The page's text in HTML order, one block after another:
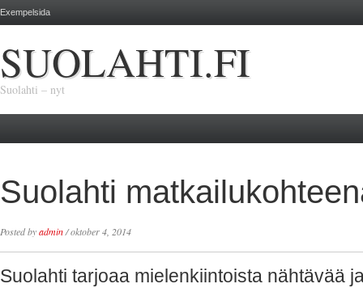
Exempelsida
SUOLAHTI.FI
Suolahti – nyt
Suolahti
Posted byadmin/oktober 4, 2014
Suolahti tarjoaa mielenkiintoista nähtävää